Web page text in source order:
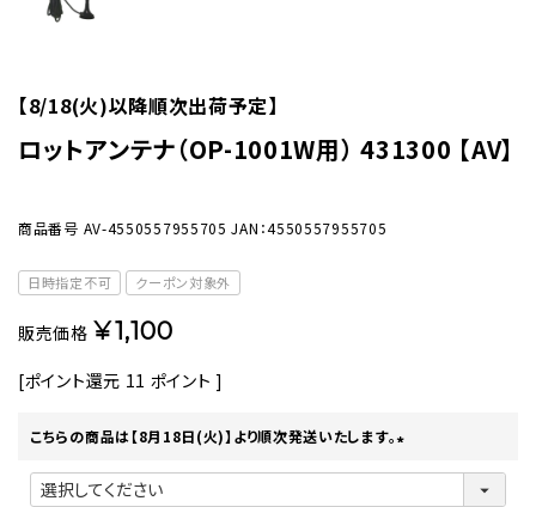
【8/18(火)以降順次出荷予定】
ロットアンテナ（OP-1001W用） 431300 【AV】
商品番号 AV-4550557955705 JAN：4550557955705
日時指定不可 クーポン対象外
販売価格 ¥1,100
[ポイント還元 11 ポイント ]
こちらの商品は【8月18日(火)】より順次発送いたします。
(